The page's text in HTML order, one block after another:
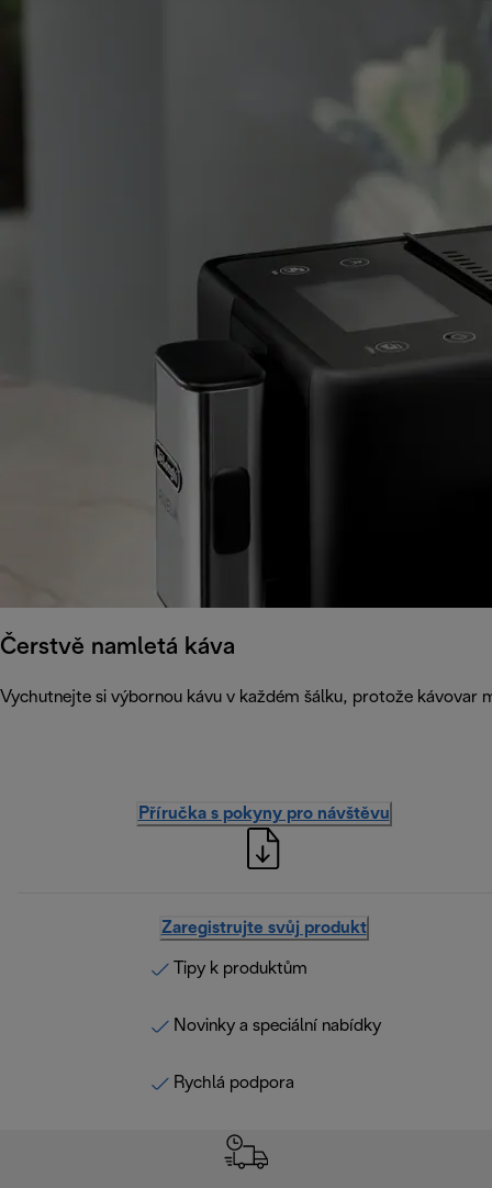
Čerstvě namletá káva
Vychutnejte si výbornou kávu v každém šálku, protože kávovar
Příručka s pokyny pro návštěvu
Zaregistrujte svůj produkt
Tipy k produktům
Novinky a speciální nabídky
Rychlá podpora